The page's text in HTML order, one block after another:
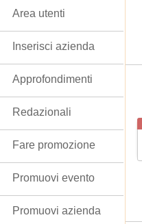
Area utenti
Inserisci azienda
Approfondimenti
Redazionali
Fare promozione
Promuovi evento
Promuovi azienda